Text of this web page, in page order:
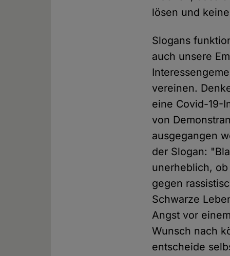
lösen und
Slogans
auch unsere
vereinen.
eine Covid-19-
von
ausgegangen
der Slogan:
unerheblich,
gegen
Schwarze
Angst vor
Wunsch nach
entscheide